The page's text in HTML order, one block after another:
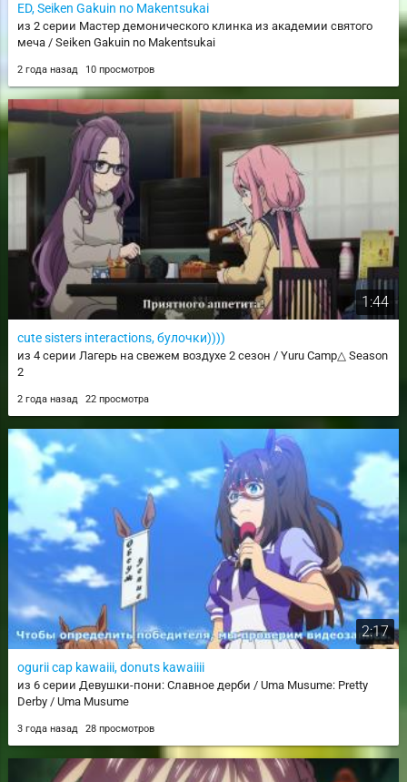
ED, Seiken Gakuin no Makentsukai
из 2 серии Мастер демонического клинка из академии святого
меча / Seiken Gakuin no Makentsukai
2 года назад 10 просмотров
1:44
cute sisters interactions, булочки))))
из 4 серии Лагерь на свежем воздухе 2 сезон / Yuru Camp△ Season
2
2 года назад 22 просмотра
2:17
ogurii cap kawaiii, donuts kawaiiii
из 6 серии Девушки-пони: Славное дерби / Uma Musume: Pretty
Derby / Uma Musume
3 года назад 28 просмотров